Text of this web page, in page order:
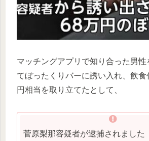
マッチングアプリで知り合った男性
てぼったくりバーに誘い入れ、飲
円相当を取り立てたとして、
菅原梨那容疑者が逮捕されました